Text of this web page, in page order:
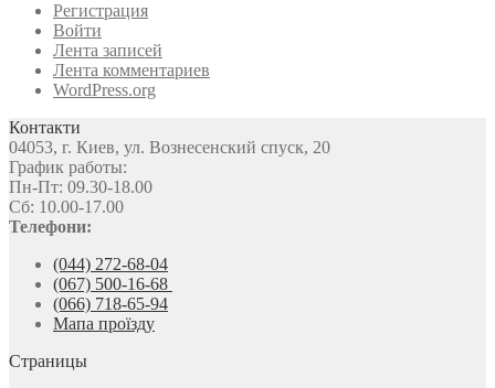
Регистрация
Войти
Лента записей
Лента комментариев
WordPress.org
Контакти
04053, г. Киев, ул. Вознесенский спуск, 20
График работы:
Пн-Пт: 09.30-18.00
Сб: 10.00-17.00
Телефони:
(044) 272-68-04
(067) 500-16-68
(066) 718-65-94
Мапа проїзду
Страницы